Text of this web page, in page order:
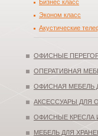
Бизнес класс
Эконом класс
Акустические
ОФИСНЫЕ
ОПЕРАТИВНАЯ
ОФИСНАЯ МЕБЕЛЬ
АКСЕССУАРЫ ДЛЯ
ОФИСНЫЕ КРЕСЛА
МЕБЕЛЬ ДЛЯ